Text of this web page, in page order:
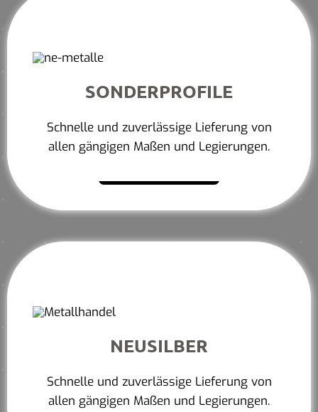
SONDERPROFILE
Schnelle und zuverlässige Lieferung von
allen gängigen Maßen und Legierungen.
NEUSILBER
Schnelle und zuverlässige Lieferung von
allen gängigen Maßen und Legierungen.